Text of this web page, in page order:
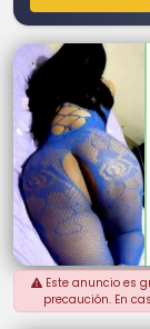
Este anuncio es
precaución. En